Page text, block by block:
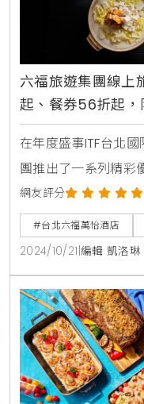
六福旅遊集團線上
起、餐券56折起，
在年度盛事ITF台北
團推出了一系列精彩
住豪華酒店、享用美
受到超值的價格。這
起至11月10日止，提
美食愛好者不容錯過
打超低折扣的住宿券
折起的超值價格，讓
網友評分
#台北六福萬怡酒店
2024/10/21 編輯 凱洛